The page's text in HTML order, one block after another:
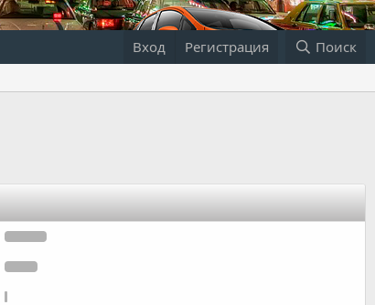
Вход Регистрация Поиск